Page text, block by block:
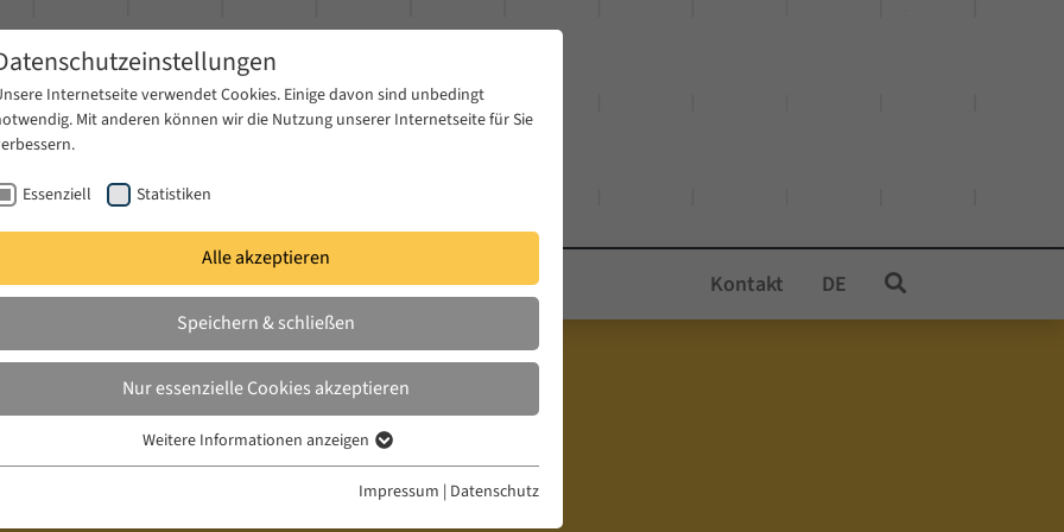
Publikationen Projekte News & Presse Kontakt DE
Sommersemester 2015
Internetseite verwendet Cookies. Einige davon sind unbedingt
Mit anderen können wir die Nutzung unserer Internetseite für Sie
Essenziell Statistiken
Alle akzeptieren
Speichern & schließen
Nur essenzielle Cookies akzeptieren
Essenzielle Cookies werden für grundlegende Funktionen der Webseite
Weitere Informationen anzeigen
Impressum | Datenschutz